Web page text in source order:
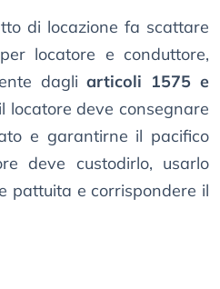
di locazione fa scattare
locatore e conduttore,
dagliarticoli 1575 e
locatore deve consegnare
e garantirne il pacifico
deve custodirlo, usarlo
pattuita e corrispondere il